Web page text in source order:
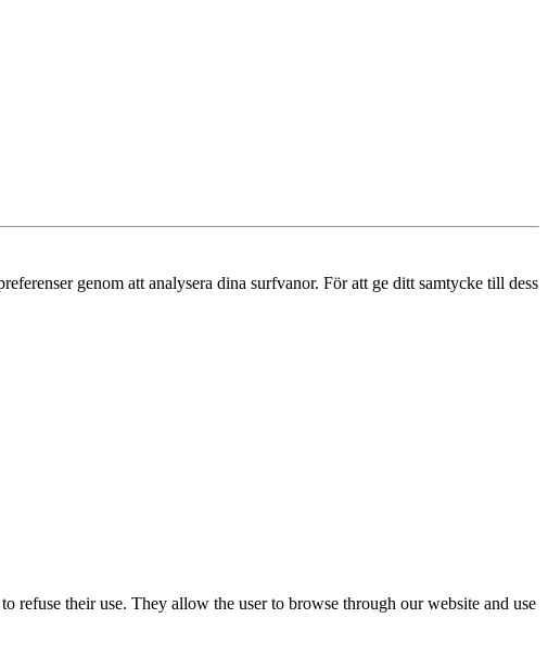
genom att analysera dina surfvanor. För att ge ditt samtycke till dess
refuse their use. They allow the user to browse through our website and use